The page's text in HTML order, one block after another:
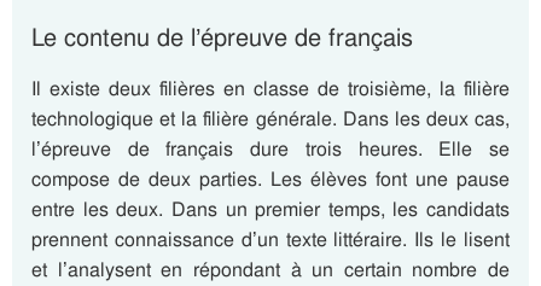
Le contenu de l’épreuve de français
Il existe deux filières en classe de troisième, la filière
technologique et la filière générale. Dans les deux cas,
l’épreuve de français dure trois heures. Elle se
compose de deux parties. Les élèves font une pause
entre les deux. Dans un premier temps, les candidats
prennent connaissance d’un texte littéraire. Ils le lisent
et l’analysent en répondant à un certain nombre de